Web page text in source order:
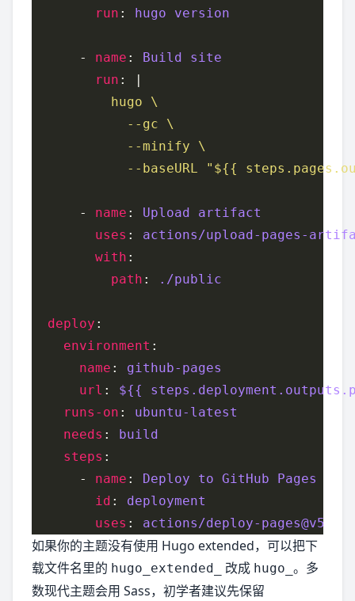
run : hugo version
      -
name : Build site
run : |
--baseURL "${{
      -
name : Upload artifact
uses : actions/upload-pages-
with
path : ./public
deploy
environment
name : github-pages
url : ${{
runs-on : ubuntu-latest
needs : build
steps
      -
name : Deploy to GitHub Pages
id : deployment
uses : actions/deploy-pages@v5
如果你的主题没有使用 Hugo extended，可以把下
载文件名里的 hugo_extended_ 改成 hugo_ 。多
数现代主题会用 Sass，初学者建议先保留